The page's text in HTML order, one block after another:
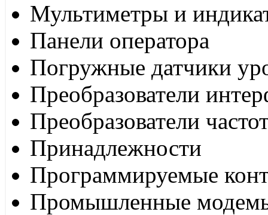
Мультиметры и
Панели оператора
Погружные датчики
Преобразователи
Преобразователи
Принадлежности
Программируемые
Промышленные